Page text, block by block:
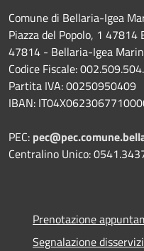
Comune di Bellaria-Igea
Piazza del Popolo, 1
47814 - Bellaria-Igea
Codice Fiscale:
Partita IVA: 00250950409
IBAN:
PEC:
Centralino Unico:
Prenotazione
Segnalazione